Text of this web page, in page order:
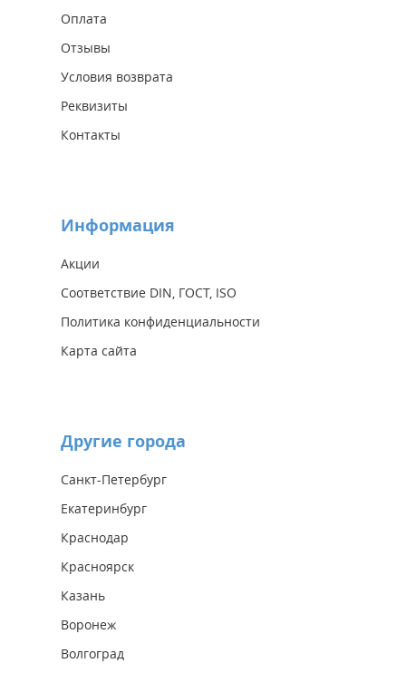
Оплата
Отзывы
Условия возврата
Реквизиты
Контакты
Информация
Акции
Соответствие DIN, ГОСТ, ISO
Политика конфиденциальности
Карта сайта
Другие города
Санкт-Петербург
Екатеринбург
Краснодар
Красноярск
Казань
Воронеж
Волгоград